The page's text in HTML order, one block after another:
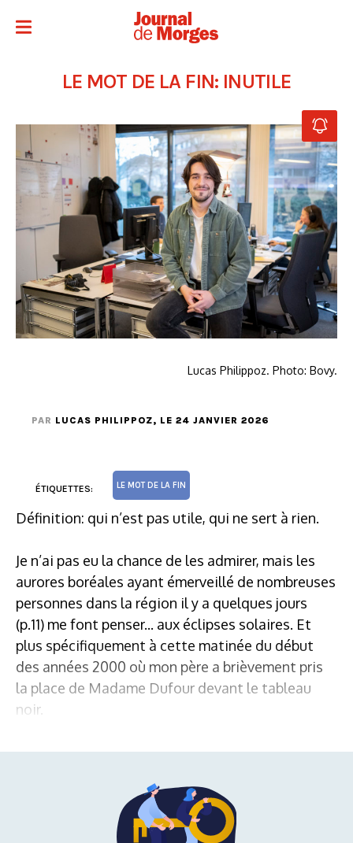
LE MOT DE LA FIN: INUTILE
Lucas Philippoz. Photo: Bovy.
PAR LUCAS PHILIPPOZ, LE 24 JANVIER 2026
ÉTIQUETTES: LE MOT DE LA FIN
Définition: qui n’est pas utile, qui ne sert à rien.
Je n’ai pas eu la chance de les admirer, mais les
aurores boréales ayant émerveillé de nombreuses
personnes dans la région il y a quelques jours
(p.11) me font penser... aux éclipses solaires. Et
plus spécifiquement à cette matinée du début
des années 2000 où mon père a brièvement pris
la place de Madame Dufour devant le tableau
noir.